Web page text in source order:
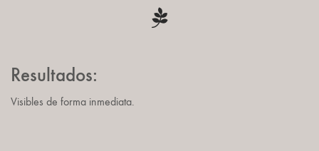
Resultados:
Visibles de forma inmediata.